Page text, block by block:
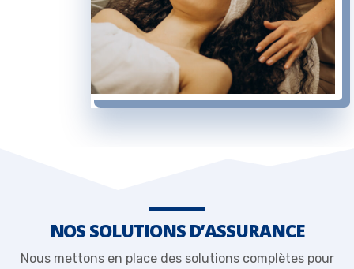
NOS SOLUTIONS D’ASSURANCE
Nous mettons en place des solutions complètes pour